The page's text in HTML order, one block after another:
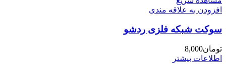
افزودن به علاقه مندی
سوکت شبکه فلزی ردشو
تومان8,000
اطلاعات بیشتر